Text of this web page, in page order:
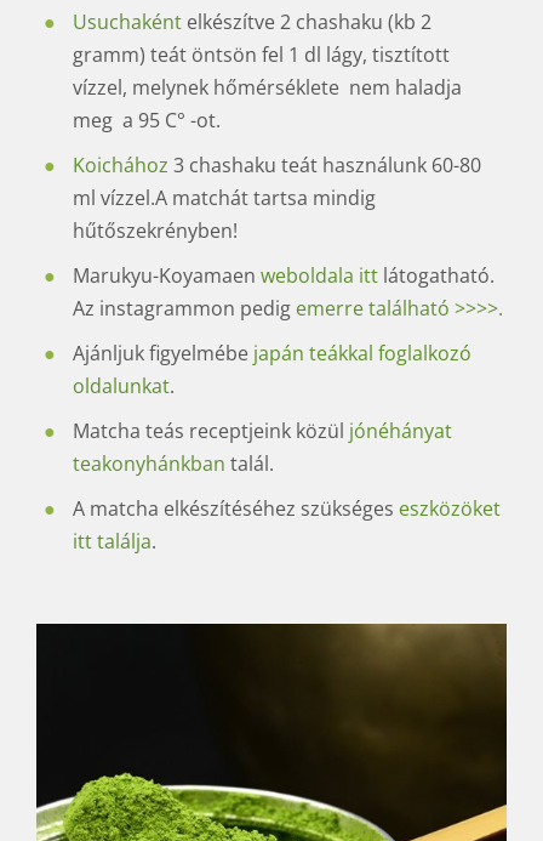
Usuchaként elkészítve 2 chashaku (kb 2
gramm) teát öntsön fel 1 dl lágy, tisztított
vízzel, melynek hőmérséklete nem haladja
meg a 95 C° -ot.
Koichához 3 chashaku teát használunk 60-80
ml vízzel.A matchát tartsa mindig
hűtőszekrényben!
Marukyu-Koyamaen weboldala itt látogatható.
Az instagrammon pedig emerre található >>>>.
Ajánljuk figyelmébe japán teákkal foglalkozó
oldalunkat.
Matcha teás receptjeink közül jónéhányat
teakonyhánkban talál.
A matcha elkészítéséhez szükséges eszközöket
itt találja.